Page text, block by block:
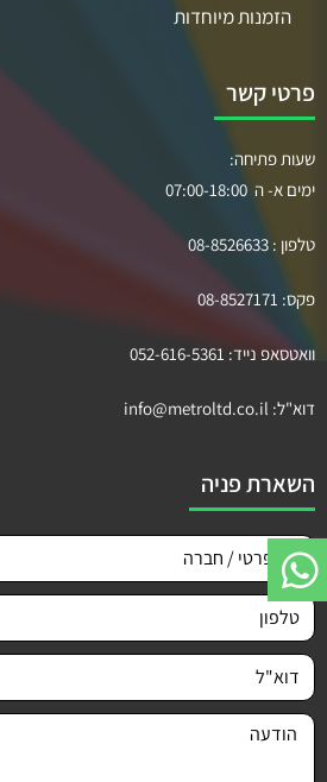
הזמנות מיוחדות
פרטי קשר
שעות פתיחה:
ימים א- ה 07:00-18:00
טלפון : 08-8526633
פקס: 08-8527171
וואטסאפ נייד: 052-616-5361
דוא"ל: info@metroltd.co.il
השארת פניה